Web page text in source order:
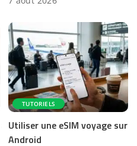
TUTORIELS
Utiliser une eSIM voyage sur
Android